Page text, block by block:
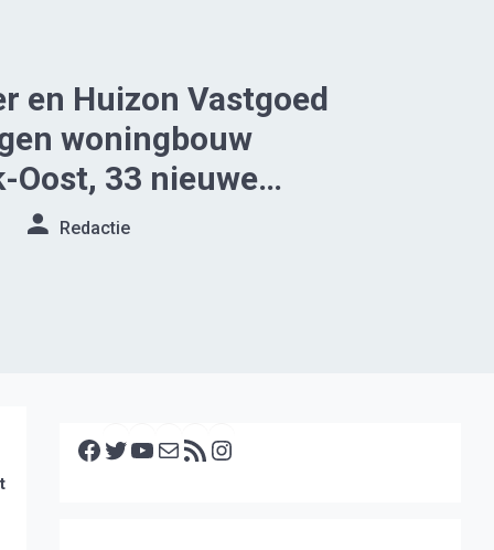
en Huizon Vastgoed
woningbouw
Oost, 33 nieuwe
erbijRedactie
Facebook Twitter YouTube E-mail RSS feed